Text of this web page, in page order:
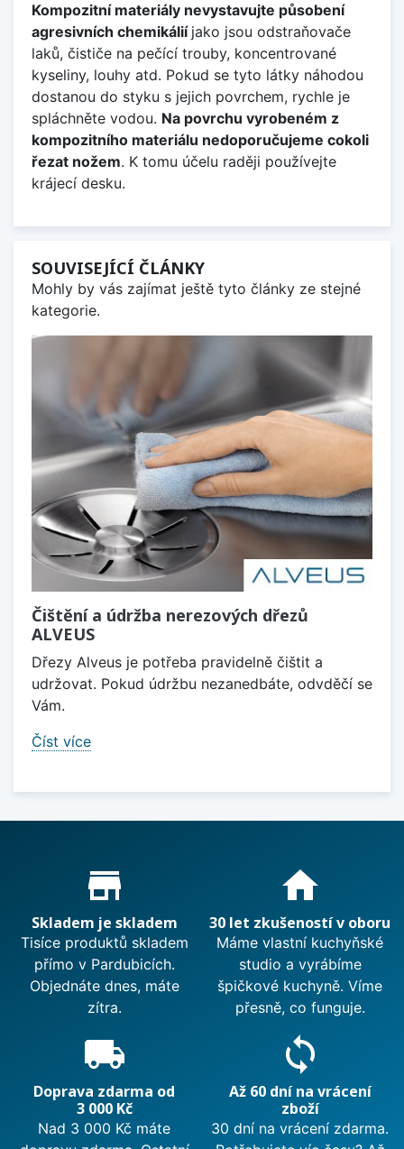
Kompozitní materiály nevystavujte působení
agresivních chemikálií jako jsou odstraňovače
laků, čističe na pečící trouby, koncentrované
kyseliny, louhy atd. Pokud se tyto látky náhodou
dostanou do styku s jejich povrchem, rychle je
spláchněte vodou. Na povrchu vyrobeném z
kompozitního materiálu nedoporučujeme cokoli
řezat nožem. K tomu účelu raději používejte
krájecí desku.
SOUVISEJÍCÍ ČLÁNKY
Mohly by vás zajímat ještě tyto články ze stejné
kategorie.
Čištění a údržba nerezových dřezů
ALVEUS
Dřezy Alveus je potřeba pravidelně čištit a
udržovat. Pokud údržbu nezanedbáte, odvděčí se
Vám.
Číst více
Proč nakupovat u nás?
store_mall_directory
Skladem je skladem
Tisíce produktů skladem
přímo v Pardubicích.
Objednáte dnes, máte
zítra.
home
30 let zkušeností v oboru
Máme vlastní kuchyňské
studio a vyrábíme
špičkové kuchyně. Víme
přesně, co funguje.
local_shipping
Doprava zdarma od
3 000 Kč
Nad 3 000 Kč máte
sync
Až 60 dní na vrácení
zboží
30 dní na vrácení zdarma.